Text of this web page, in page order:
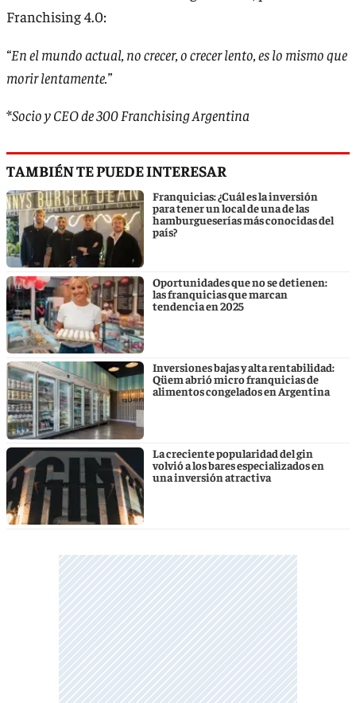
Franchising 4.0:
“En el mundo actual, no crecer, o crecer lento, es lo mismo que
morir lentamente.”
*Socio y CEO de 300 Franchising Argentina
TAMBIÉN TE PUEDE INTERESAR
Franquicias: ¿Cuál es la inversión
para tener un local de una de las
hamburgueserías más conocidas del
país?
Oportunidades que no se detienen:
las franquicias que marcan
tendencia en 2025
Inversiones bajas y alta rentabilidad:
Qüem abrió micro franquicias de
alimentos congelados en Argentina
La creciente popularidad del gin
volvió a los bares especializados en
una inversión atractiva